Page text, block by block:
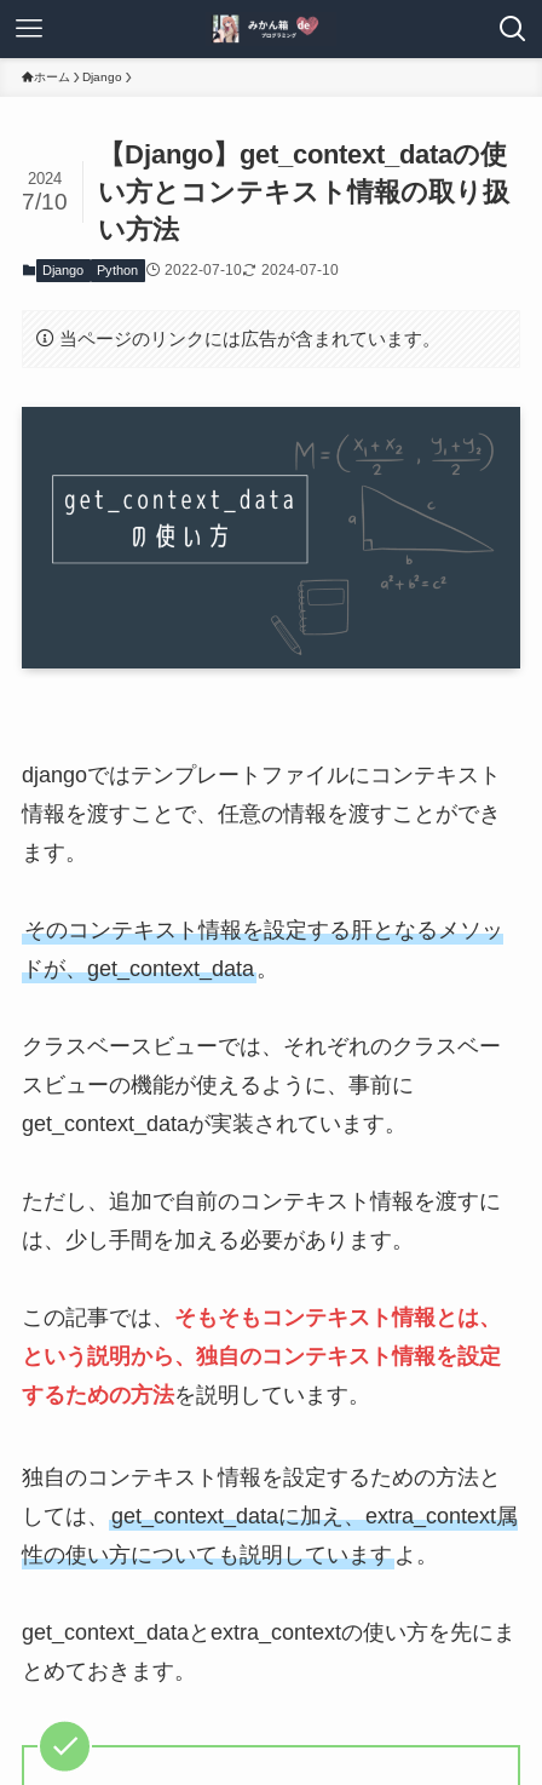
ホーム Django
【Django】get_context_dataの使
い方とコンテキスト情報の取り扱
い方法
2024
7/10
Django Python 2022-07-10 2024-07-10
当ページのリンクには広告が含まれています。
djangoではテンプレートファイルにコンテキスト
情報を渡すことで、任意の情報を渡すことができ
ます。
そのコンテキスト情報を設定する肝となるメソッ
ドが、get_context_data。
クラスベースビューでは、それぞれのクラスベー
スビューの機能が使えるように、事前に
get_context_dataが実装されています。
ただし、追加で自前のコンテキスト情報を渡すに
は、少し手間を加える必要があります。
この記事では、 そもそもコンテキスト情報とは、
という説明から、独自のコンテキスト情報を設定
するための方法を説明しています。
独自のコンテキスト情報を設定するための方法と
しては、 get_context_dataに加え、extra_context属
性の使い方についても説明していますよ。
get_context_dataとextra_contextの使い方を先にま
とめておきます。